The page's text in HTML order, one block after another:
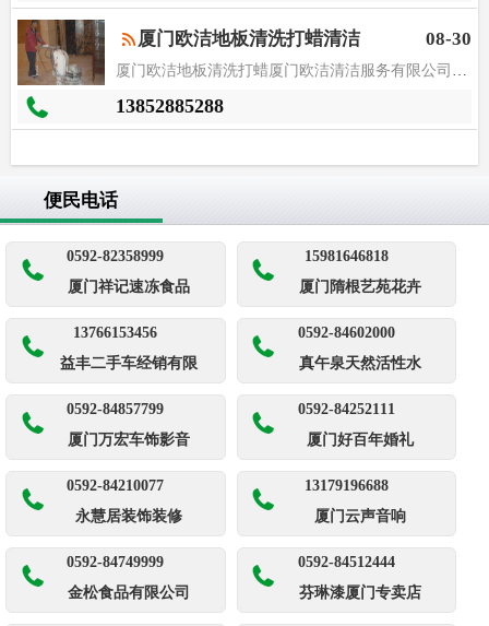
厦门欧洁地板清洗打蜡清洁 08-30
13852885288
便民电话
0592-82358999
厦门祥记速冻食品
15981646818
厦门隋根艺苑花卉
13766153456
益丰二手车经销有限
0592-84602000
真午泉天然活性水
0592-84857799
厦门万宏车饰影音
0592-84252111
厦门好百年婚礼
0592-84210077
永慧居装饰装修
13179196688
厦门云声音响
0592-84749999
金松食品有限公司
0592-84512444
芬琳漆厦门专卖店